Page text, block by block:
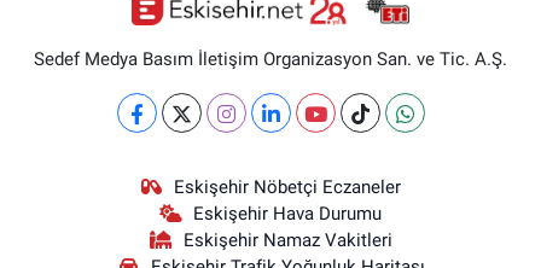
Sedef Medya Basım İletişim Organizasyon San. ve Tic. A.Ş.
Eskişehir Nöbetçi Eczaneler
Eskişehir Hava Durumu
Eskişehir Namaz Vakitleri